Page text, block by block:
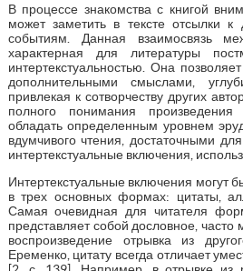
В процессе знакомства с книгой
может заметить в тексте отсылки к
событиям. Данная взаимосвязь
характерная для литературы
интертекстуальностью. Она
дополнительными смыслами,
привлекая к сотворчеству других
полного понимания произведения
обладать определенным уровнем
вдумчивого чтения, достаточными
интертекстуальные включения,
Интертекстуальные включения могут
в трех основных формах: цитаты,
Самая очевидная для читателя
представляет собой дословное, часто
воспроизведение отрывка из
Еременко, цитату всегда отличает